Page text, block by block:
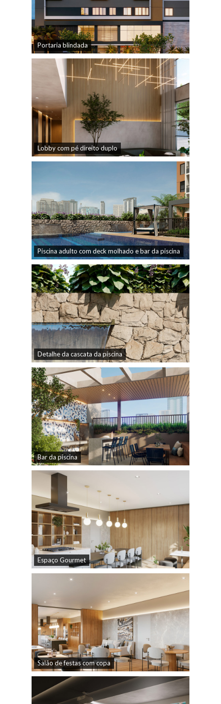
Portaria blindada
Lobby com pé direito duplo
Piscina adulto com deck molhado e bar da piscina
Detalhe da cascata da piscina
Bar da piscina
Espaço Gourmet
Salão de festas com copa